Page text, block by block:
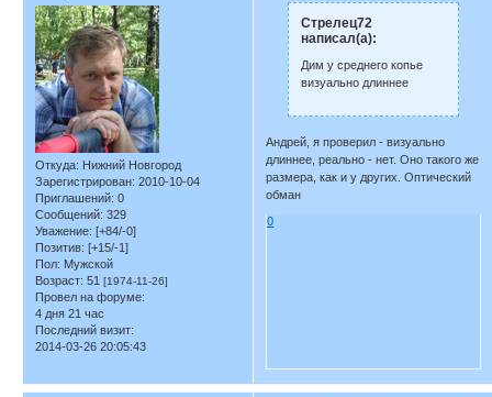
Откуда: Нижний Новгород
Зарегистрирован: 2010-10-04
Приглашений: 0
Сообщений: 329
Уважение: [+84/-0]
Позитив: [+15/-1]
Пол: Мужской
Возраст: 51 [1974-11-26]
Провел на форуме:
4 дня 21 час
Последний визит:
2014-03-26 20:05:43
Стрелец72
написал(а):
Дим у среднего копье
визуально длиннее
Андрей, я проверил - визуально
длиннее, реально - нет. Оно такого же
размера, как и у других. Оптический
обман
0